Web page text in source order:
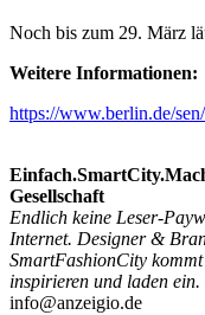
Noch bis zum 29. März
Weitere Informationen:
https://www.berlin.de/
Gesellschaft
Endlich keine Leser-
Internet. Designer &
SmartFashionCity
inspirieren und laden
info@anzeigio.de